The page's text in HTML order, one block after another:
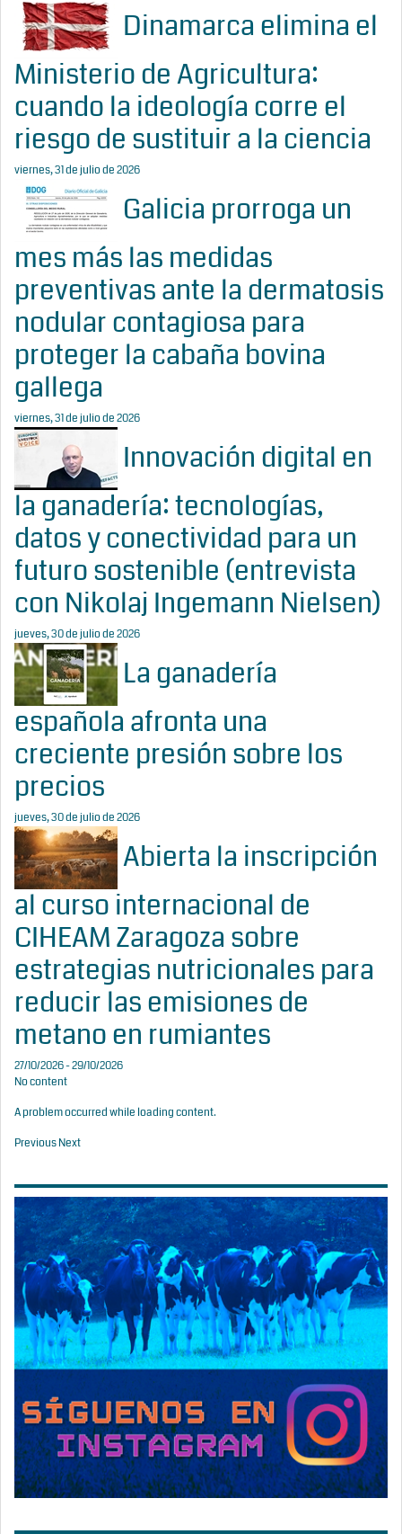
Dinamarca elimina el
Ministerio de Agricultura:
cuando la ideología corre el
riesgo de sustituir a la ciencia
viernes, 31 de julio de 2026
Galicia prorroga un
mes más las medidas
preventivas ante la dermatosis
nodular contagiosa para
proteger la cabaña bovina
gallega
viernes, 31 de julio de 2026
Innovación digital en
la ganadería: tecnologías,
datos y conectividad para un
futuro sostenible (entrevista
con Nikolaj Ingemann Nielsen)
jueves, 30 de julio de 2026
La ganadería
española afronta una
creciente presión sobre los
precios
jueves, 30 de julio de 2026
Abierta la inscripción
al curso internacional de
CIHEAM Zaragoza sobre
estrategias nutricionales para
reducir las emisiones de
metano en rumiantes
27/10/2026 - 29/10/2026
No content
A problem occurred while loading content.
PreviousNext